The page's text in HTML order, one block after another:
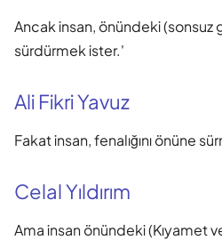
Ancak insan, önündeki
sürdürmek ister.'
Ali Fikri Yavuz
Fakat insan, fenalığını önüne
Celal Yıldırım
Ama insan önündeki (Kıyamet